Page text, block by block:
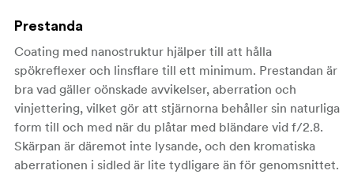
Prestanda
Coating med nanostruktur hjälper till att hålla
spökreflexer och linsflare till ett minimum. Prestandan är
bra vad gäller oönskade avvikelser, aberration och
vinjettering, vilket gör att stjärnorna behåller sin naturliga
form till och med när du plåtar med bländare vid f/2.8.
Skärpan är däremot inte lysande, och den kromatiska
aberrationen i sidled är lite tydligare än för genomsnittet.